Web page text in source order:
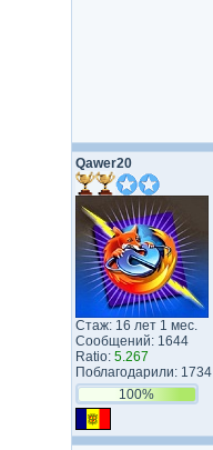
Qawer20
Стаж: 16 лет 1 мес.
Сообщений: 1644
Ratio: 5.267
Поблагодарили: 1734
100%